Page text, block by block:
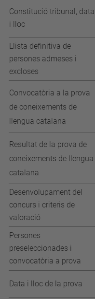
Constitució tribunal, data
i lloc
Llista definitiva de
persones admeses i
excloses
Convocatòria a la prova
de coneixements de
llengua catalana
Resultat de la prova de
coneixements de llengua
catalana
Desenvolupament del
concurs i criteris de
valoració
Persones
preseleccionades i
convocatòria a prova
Data i lloc de la prova